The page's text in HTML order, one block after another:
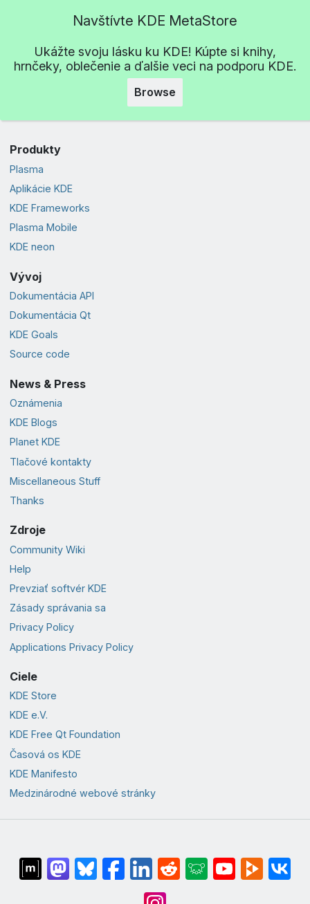
Navštívte KDE MetaStore
Ukážte svoju lásku ku KDE! Kúpte si knihy,
hrnčeky, oblečenie a ďalšie veci na podporu KDE.
Browse
Produkty
Plasma
Aplikácie KDE
KDE Frameworks
Plasma Mobile
KDE neon
Vývoj
Dokumentácia API
Dokumentácia Qt
KDE Goals
Source code
News & Press
Oznámenia
KDE Blogs
Planet KDE
Tlačové kontakty
Miscellaneous Stuff
Thanks
Zdroje
Community Wiki
Help
Prevziať softvér KDE
Zásady správania sa
Privacy Policy
Applications Privacy Policy
Ciele
KDE Store
KDE e.V.
KDE Free Qt Foundation
Časová os KDE
KDE Manifesto
Medzinárodné webové stránky